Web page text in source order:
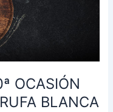
OCASIÓN
BLANCA